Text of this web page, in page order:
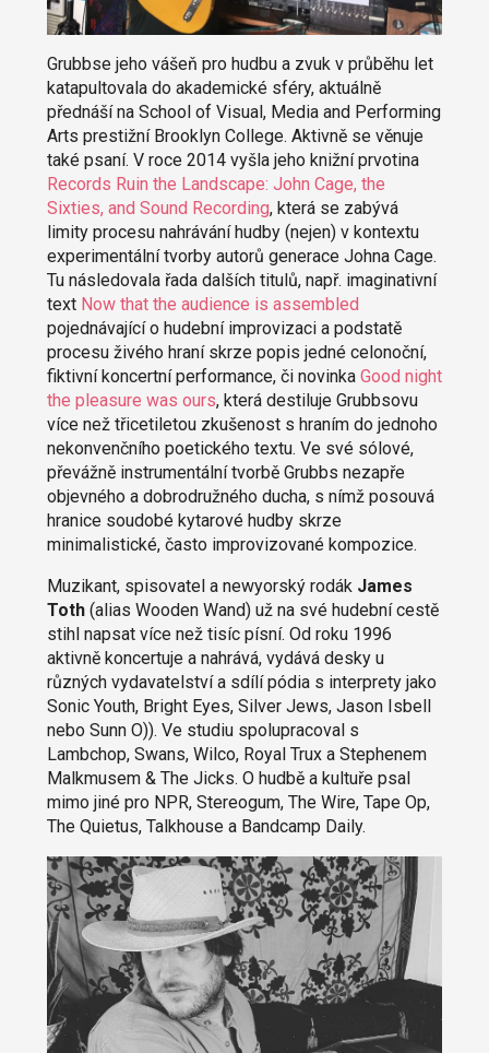
Grubbse jeho vášeň pro hudbu a zvuk v průběhu let
katapultovala do akademické sféry, aktuálně
přednáší na School of Visual, Media and Performing
Arts prestižní Brooklyn College. Aktivně se věnuje
také psaní. V roce 2014 vyšla jeho knižní prvotina
Records Ruin the Landscape: John Cage, the
Sixties, and Sound Recording​, která se zabývá
limity procesu nahrávání hudby (nejen) v kontextu
experimentální tvorby autorů generace Johna Cage.
Tu následovala řada dalších titulů, např. imaginativní
text Now that the audience is assembled
pojednávající o hudební improvizaci a podstatě
procesu živého hraní skrze popis jedné celonoční,
fiktivní koncertní performance, či novinka Good night
the pleasure was ours, která destiluje Grubbsovu
více než třicetiletou zkušenost s hraním do jednoho
nekonvenčního poetického textu. Ve své sólové,
převážně instrumentální tvorbě Grubbs nezapře
objevného a dobrodružného ducha, s nímž posouvá
hranice soudobé kytarové hudby skrze
minimalistické, často improvizované kompozice.
Muzikant, spisovatel a newyorský rodák James
Toth(alias Wooden Wand) už na své hudební cestě
stihl napsat více než tisíc písní. Od roku 1996
aktivně koncertuje a nahrává, vydává desky u
různých vydavatelství a sdílí pódia s interprety jako
Sonic Youth, Bright Eyes, Silver Jews, Jason Isbell
nebo Sunn O)). Ve studiu spolupracoval s
Lambchop, Swans, Wilco, Royal Trux a Stephenem
Malkmusem & The Jicks. O hudbě a kultuře psal
mimo jiné pro NPR, Stereogum, The Wire, Tape Op,
The Quietus, Talkhouse a Bandcamp Daily.